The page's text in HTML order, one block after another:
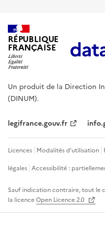
RÉPUBLIQUE
FRANÇAISE
Un produit de la Direction
(DINUM).
legifrance.gouv.fr
Licences Modalités d'utilisation
légales Accessibilité :
Sauf indication contraire, tout le
la licenceOpen Licence 2.0